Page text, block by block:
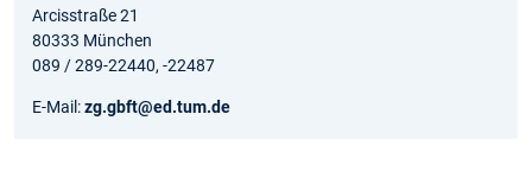
Arcisstraße 21
80333 München
089 / 289-22440, -22487
E-Mail:zg.gbft@ed.tum.de